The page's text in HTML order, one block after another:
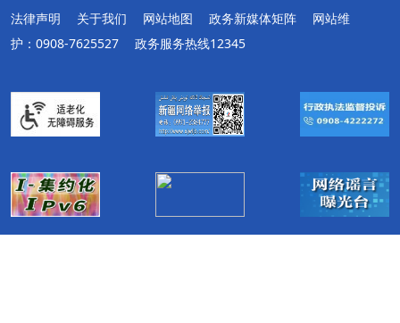
法律声明 关于我们 网站地图 政务新媒体矩阵
网站维
护：0908-7625527
政务服务热线12345